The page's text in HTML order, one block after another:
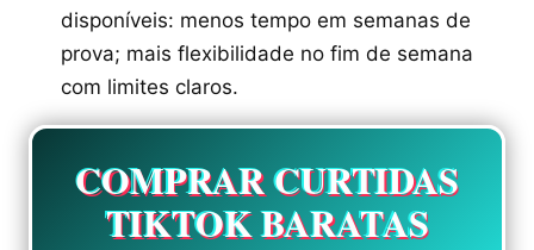
disponíveis: menos tempo em semanas de
prova; mais flexibilidade no fim de semana
com limites claros.
COMPRAR CURTIDAS
TIKTOK BARATAS